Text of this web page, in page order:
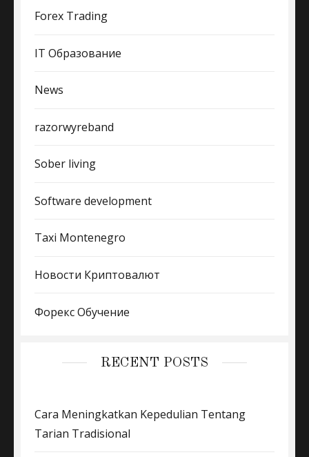
Forex Trading
IT Образование
News
razorwyreband
Sober living
Software development
Taxi Montenegro
Новости Криптовалют
Форекс Обучение
RECENT POSTS
Cara Meningkatkan Kepedulian Tentang
Tarian Tradisional